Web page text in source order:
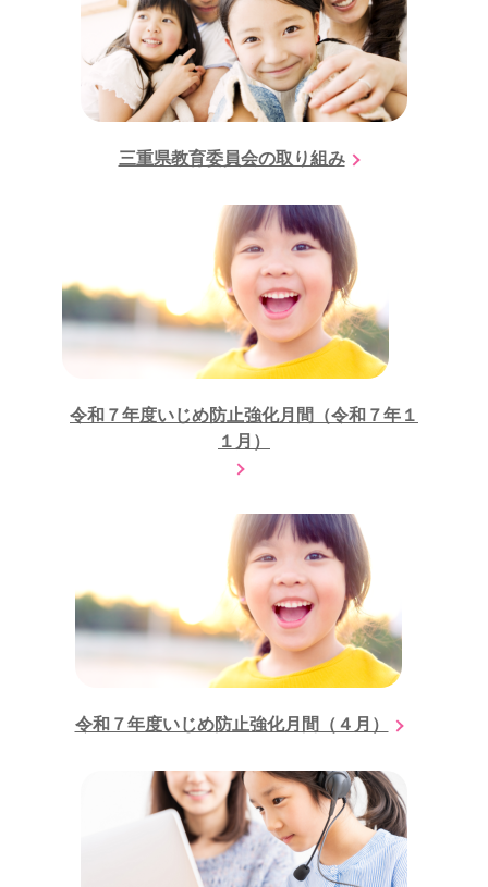
三重県教育委員会の取り組み
令和７年度いじめ防止強化月間（令和７年１
１月）
令和７年度いじめ防止強化月間（４月）